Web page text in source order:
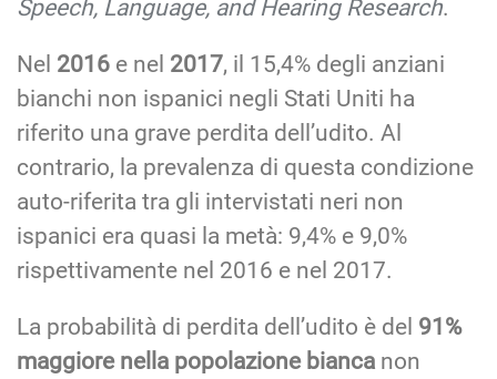
Speech, Language, and Hearing Research.
Nel 2016 e nel 2017, il 15,4% degli anziani
bianchi non ispanici negli Stati Uniti ha
riferito una grave perdita dell’udito. Al
contrario, la prevalenza di questa condizione
auto-riferita tra gli intervistati neri non
ispanici era quasi la metà: 9,4% e 9,0%
rispettivamente nel 2016 e nel 2017.
La probabilità di perdita dell’udito è del 91%
maggiore nella popolazione bianca non